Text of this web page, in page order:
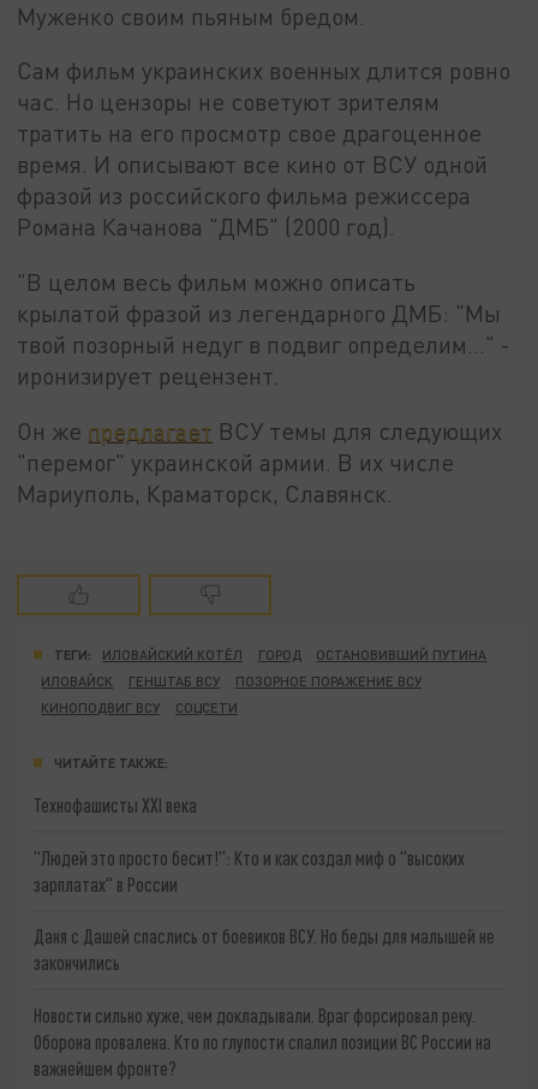
Муженко своим пьяным бредом.
Сам фильм украинских военных длится ровно
час. Но цензоры не советуют зрителям
тратить на его просмотр свое драгоценное
время. И описывают все кино от ВСУ одной
фразой из российского фильма режиссера
Романа Качанова "ДМБ" (2000 год).
"В целом весь фильм можно описать
крылатой фразой из легендарного ДМБ: "Мы
твой позорный недуг в подвиг определим…" -
иронизирует рецензент.
Он же предлагает ВСУ темы для следующих
"перемог" украинской армии. В их числе
Мариуполь, Краматорск, Славянск.
ТЕГИ: ИЛОВАЙСКИЙ КОТЁЛ ГОРОД
ОСТАНОВИВШИЙ ПУТИНА
ИЛОВАЙСК
ГЕНШТАБ ВСУ
ПОЗОРНОЕ ПОРАЖЕНИЕ ВСУ
КИНОПОДВИГ ВСУ
СОЦСЕТИ
ЧИТАЙТЕ ТАКЖЕ:
Технофашисты XXI века
"Людей это просто бесит!": Кто и как создал миф о "высоких
зарплатах" в России
Даня с Дашей спаслись от боевиков ВСУ. Но беды для малышей не
закончились
Новости сильно хуже, чем докладывали. Враг форсировал реку.
Оборона провалена. Кто по глупости спалил позиции ВС России на
важнейшем фронте?